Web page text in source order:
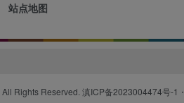
站点地图
All Rights Reserved. 滇ICP备2023004474号-1 ・